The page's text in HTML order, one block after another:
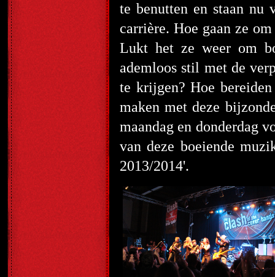
te benutten en staan nu
carrière. Hoe gaan ze
Lukt het ze weer om
ademloos stil met de
te krijgen? Hoe
maken met deze
maandag en donderdag
van deze boeiende
2013/2014'.